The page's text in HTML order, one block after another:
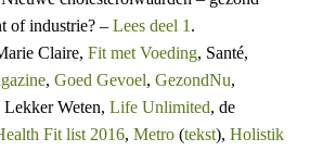
of industrie? – Lees deel 1 .
Claire, Fit met Voeding, Santé,
, Goed Gevoel, GezondNu,
Lekker Weten, Life Unlimited, de
Fit list 2016, Metro(tekst), Holistik